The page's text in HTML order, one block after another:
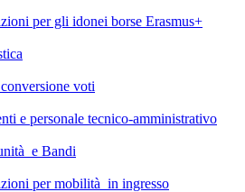
per gli idonei borse Erasmus+
voti
e personale tecnico-amministrativo
e Bandi
per mobilità in ingresso